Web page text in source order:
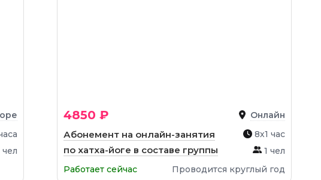
4850 ₽ Онлайн
Абонемент на онлайн-занятия
по хатха-йоге в составе группы
8х1 час
1 чел
Работает сейчас
Проводится круглый год